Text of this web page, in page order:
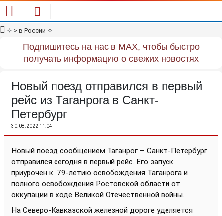
✧ > в России ✧
Подпишитесь на нас в MAX, чтобы быстро
получать информацию о свежих новостях
Новый поезд отправился в первый
рейс из Таганрога в Санкт-
Петербург
30.08.2022 11:04
Новый поезд сообщением Таганрог – Санкт-Петербург
отправился сегодня в первый рейс. Его запуск
приурочен к 79-летию освобождения Таганрога и
полного освобождения Ростовской области от
оккупации в ходе Великой Отечественной войны.
На Северо-Кавказской железной дороге уделяется